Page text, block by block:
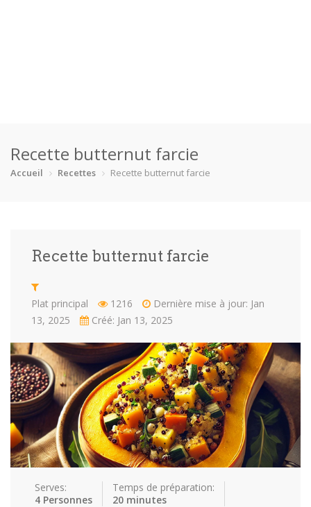
Catégories
Gâteaux Pain Pâtes
Plat princ… Poisson
Soupes St valenti…
Viande
Recettes
Conseils et astuces
Nous contacter
Connexion / Inscription
Recette butternut farcie
Accueil Recettes Recette butternut farcie
Recette butternut farcie
Plat principal 1216
Dernière mise à jour: Jan
13, 2025
Créé: Jan 13, 2025
Serves:
4 Personnes
Temps de préparation:
20 minutes